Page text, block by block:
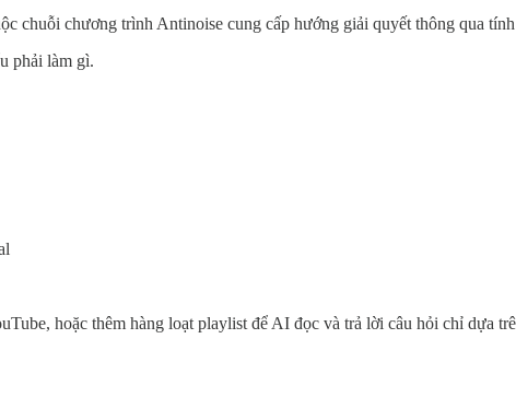
chuỗi chương trình Antinoise cung cấp hướng giải quyết thông qua
phải làm gì.
hoặc thêm hàng loạt playlist để AI đọc và trả lời câu hỏi chỉ dựa